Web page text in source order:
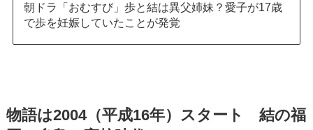
朝ドラ「おむすび」歩と結は異父姉妹？愛子が17歳
で歩を妊娠していたことが発覚
物語は2004（平成16年）スタート 結の福